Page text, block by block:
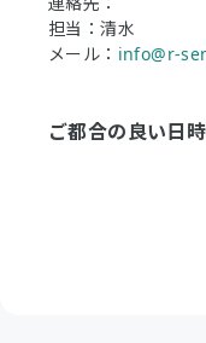
担当：清水
メール： info@r-
ご都合の良い日